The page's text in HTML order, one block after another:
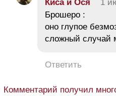
Киса и Ося 1
Брошеро :
оно глупое
сложный случай
Ответить
Комментарий получил